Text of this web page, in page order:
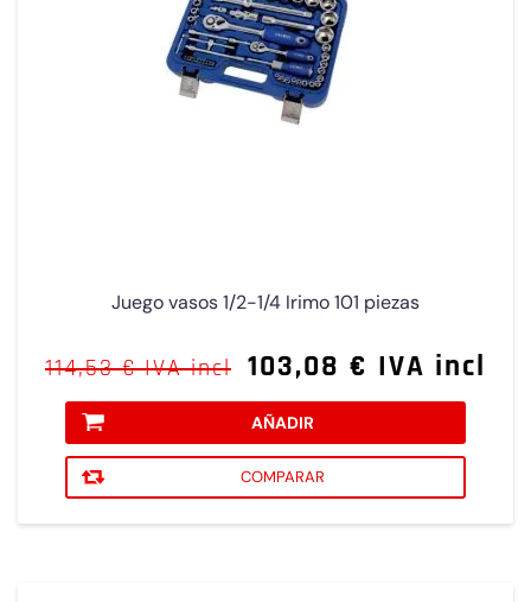
Juego vasos 1/2-1/4 Irimo 101 piezas
114,53 € IVA incl 103,08 € IVA incl
AÑADIR
COMPARAR